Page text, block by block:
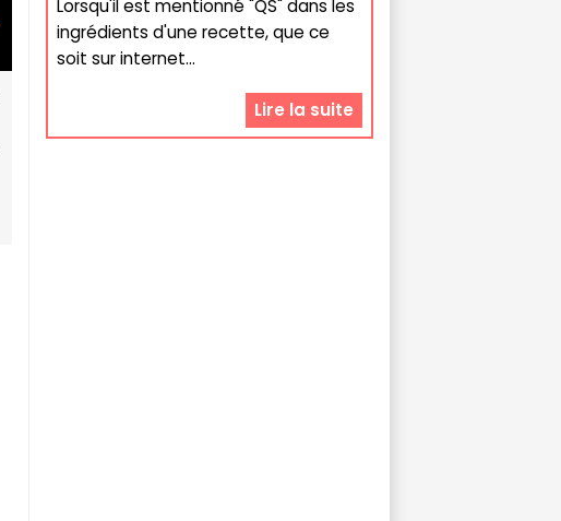
Lorsqu'il est mentionné "QS" dans les
ingrédients d'une recette, que ce
soit sur internet...
Lire la suite